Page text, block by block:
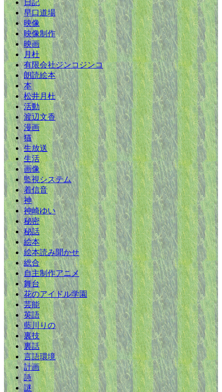
日記
早口道場
映像
映像制作
映画
月杜
有限会社ジンコジンコ
朗読絵本
本
松井月杜
活動
渡辺文香
漫画
猫
生放送
生活
画像
監視システム
着信音
神
神崎ゆい
秘密
秘話
絵本
絵本読み聞かせ
総合
自主制作アニメ
舞台
花のアイドル学園
芸能
英語
藍川りの
裏技
裏話
言語環境
計画
詩
謎